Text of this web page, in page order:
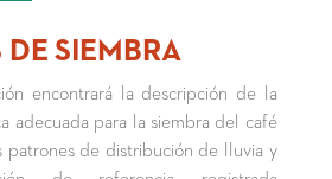
DE SIEMBRA
encontrará la descripción de la
adecuada para la siembra del café
patrones de distribución de lluvia y